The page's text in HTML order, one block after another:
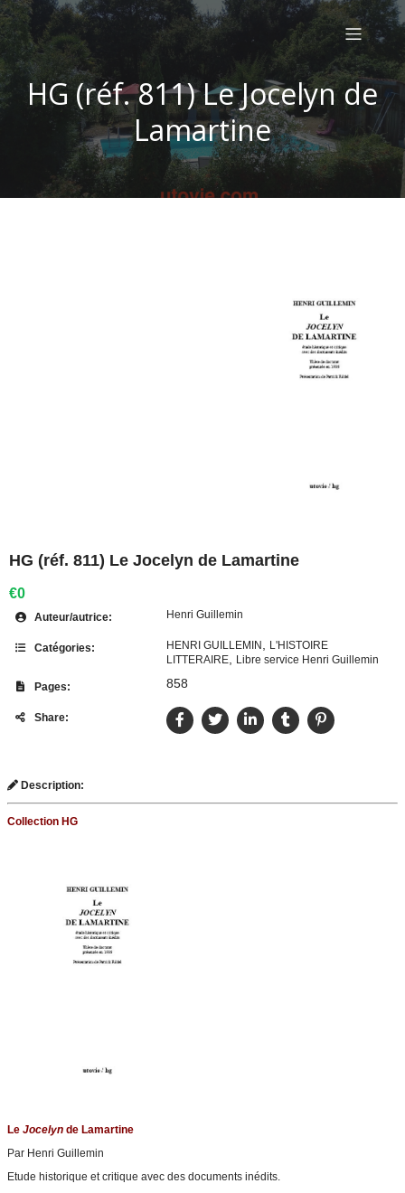
HG (réf. 811) Le Jocelyn de
Lamartine
HG (réf. 811) Le Jocelyn de Lamartine
€0
Auteur/autrice: Henri Guillemin
Catégories: HENRI GUILLEMIN , L'HISTOIRE
LITTERAIRE, Libre service Henri Guillemin
Pages: 858
Share:
Description:
Collection HG
Le Jocelyn de Lamartine
Par Henri Guillemin
Etude historique et critique avec des documents inédits.